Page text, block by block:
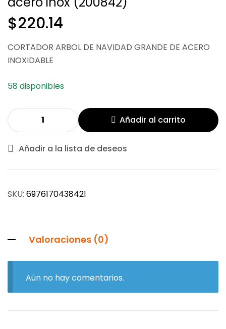
$182.68
$220.14
CORTADOR ARBOL DE NAVIDAD GRANDE DE ACERO
INOXIDABLE
58 disponibles
Añadir al carrito
Añadir a la lista de deseos
SKU: 6976170438421
Valoraciones (0)
Aún no hay comentarios.